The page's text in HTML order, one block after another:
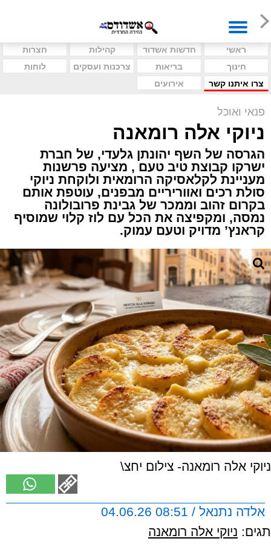
ראשי חדשות אשדוד קהילות
חצרות
חינוך
בריאות צרכנות ועסקים
לוחות
צרו איתנו קשר
אירועים
פנאי ואוכל
ניוקי אלה רומאנה
הגרסה של השף יהונתן גלעדי, של חברת
ישרקו קבוצת טיב טעם , מציעה פרשנות
מעניינת לקלאסיקה הרומאית ולוקחת ניוקי
סולת רכים ואווריריים מבפנים, עוטפת אותם
בקרום זהוב וממכר של גבינת פרובולונה
נמסה, ומקפיצה את הכל עם לוז קלוי שמוסיף
קראנץ’ מדויק וטעם עמוק.
ניוקי אלה רומאנה- צילום יחצ\
אלדה נתנאל / 08:51 04.06.26
תגים: ניוקי אלה רומאנה